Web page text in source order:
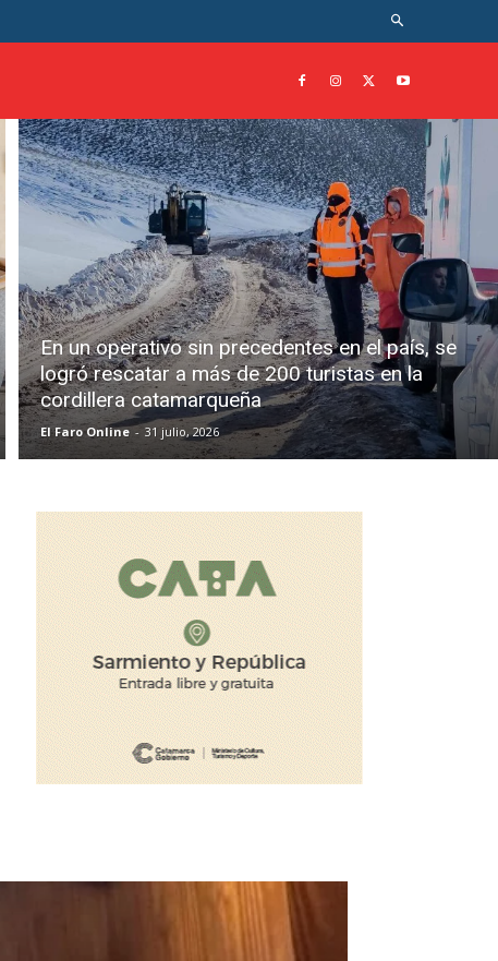
En un operativo sin precedentes en el país, se
logró rescatar a más de 200 turistas en la
cordillera catamarqueña
El Faro Online - 31 julio, 2026